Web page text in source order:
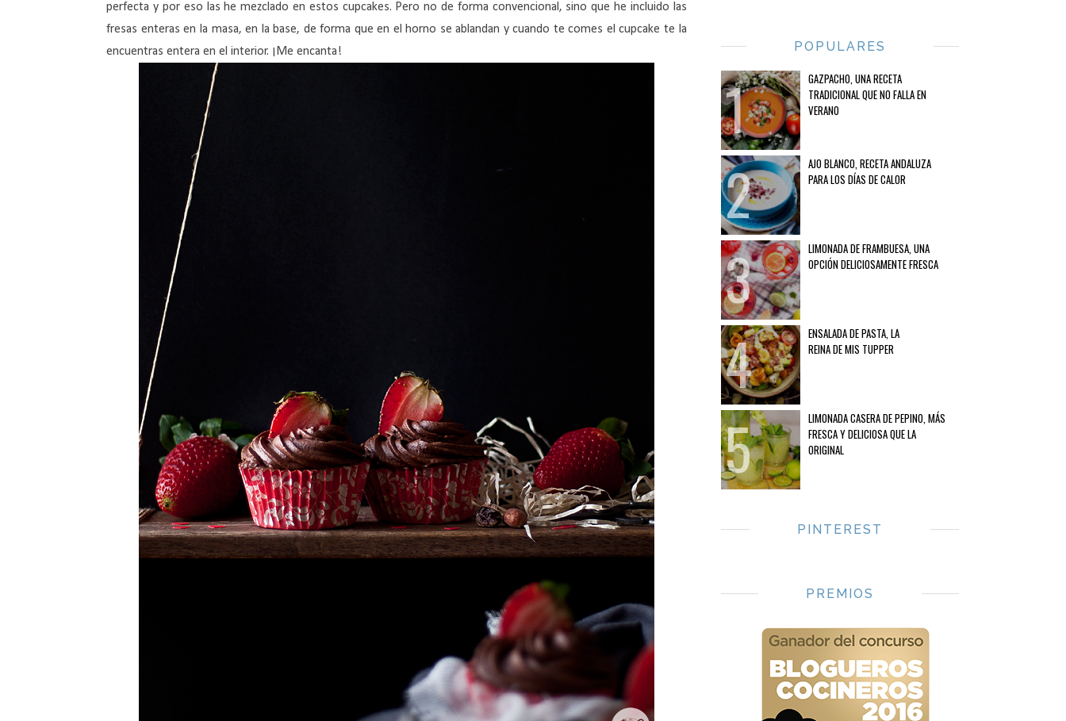
perfecta y por eso las he mezclado en estos cupcakes. Pero no de forma convencional, sino que he incluido las
fresas enteras en la masa, en la base, de forma que en el horno se ablandan y cuando te comes el cupcake te la
encuentras entera en el interior. ¡Me encanta!
POPULARES
GAZPACHO, UNA RECETA
TRADICIONAL QUE NO FALLA EN
VERANO
AJO BLANCO, RECETA ANDALUZA
PARA LOS DÍAS DE CALOR
LIMONADA DE FRAMBUESA, UNA
OPCIÓN DELICIOSAMENTE FRESCA
ENSALADA DE PASTA, LA
REINA DE MIS TUPPER
LIMONADA CASERA DE PEPINO, MÁS
FRESCA Y DELICIOSA QUE LA
ORIGINAL
PINTEREST
PREMIOS